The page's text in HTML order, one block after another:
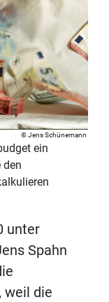
Jens Schünemann
ein
den
unter
Spahn
weil die